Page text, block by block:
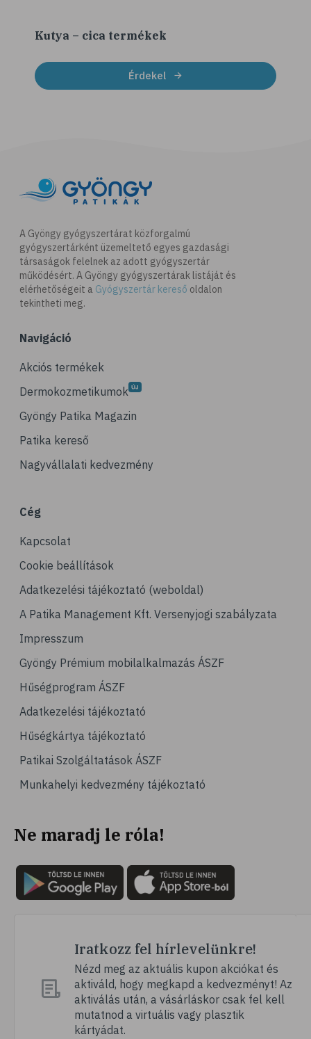
Kutya – cica termékek
Érdekel
A Gyöngy gyógyszertárat közforgalmú
gyógyszertárként üzemeltető egyes gazdasági
társaságok felelnek az adott gyógyszertár
működésért. A Gyöngy gyógyszertárak listáját és
elérhetőségeit a Gyógyszertár kereső oldalon
tekintheti meg.
Navigáció
Akciós termékek
Dermokozmetikumok
Gyöngy Patika Magazin
Patika kereső
Nagyvállalati kedvezmény
Cég
Kapcsolat
Cookie beállítások
Adatkezelési tájékoztató (weboldal)
A Patika Management Kft. Versenyjogi szabályzata
Impresszum
Gyöngy Prémium mobilalkalmazás ÁSZF
Hűségprogram ÁSZF
Adatkezelési tájékoztató
Hűségkártya tájékoztató
Patikai Szolgáltatások ÁSZF
Munkahelyi kedvezmény tájékoztató
Ne maradj le róla!
Iratkozz fel hírlevelünkre!
Nézd meg az aktuális kupon akciókat és
aktiváld, hogy megkapd a kedvezményt! Az
aktiválás után, a vásárláskor csak fel kell
mutatnod a virtuális vagy plasztik
kártyádat.